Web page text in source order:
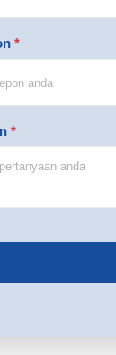
*
*